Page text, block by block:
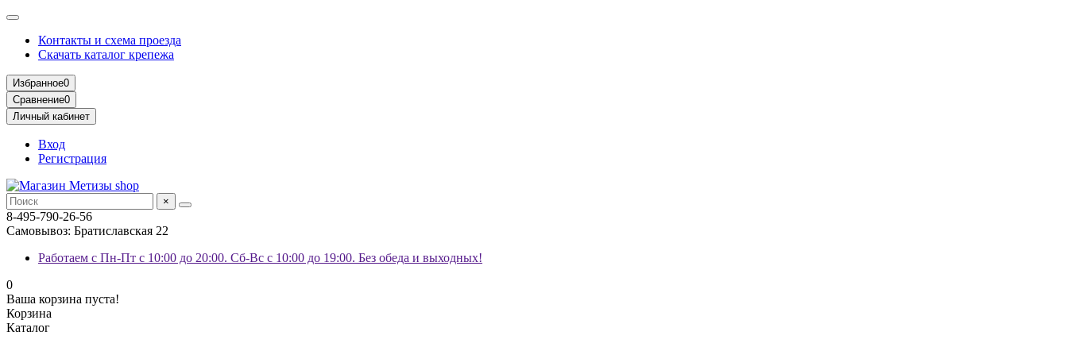
Контакты и схема проезда
Скачать каталог крепежа
Избранное0
Сравнение0
Личный кабинет
Вход
Регистрация
×
8-495-790-26-56
Самовывоз: Братиславская 22
Работаем с Пн-Пт с 10:00 до 20:00. Сб-Вс с 10:00 до 19:00. Без обеда и выходных!
0
Ваша корзина пуста!
Корзина
Каталог